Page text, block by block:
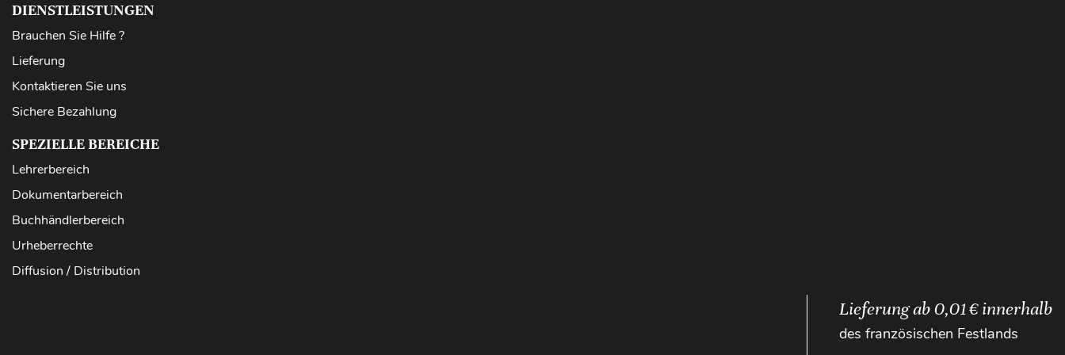
DIENSTLEISTUNGEN
Brauchen Sie Hilfe ?
Lieferung
Kontaktieren Sie uns
Sichere Bezahlung
SPEZIELLE BEREICHE
Lehrerbereich
Dokumentarbereich
Buchhändlerbereich
Urheberrechte
Diffusion / Distribution
Lieferung ab 0,01 € innerhalb
des französischen Festlands